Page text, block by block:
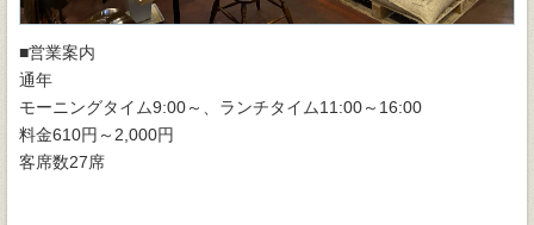
■営業案内
通年
モーニングタイム9:00～、ランチタイム11:00～16:00
料金610円～2,000円
客席数27席